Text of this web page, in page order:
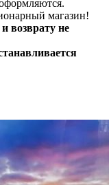
магазин!
возврату не